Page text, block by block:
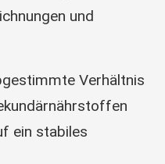
und
Verhältnis
ein stabiles